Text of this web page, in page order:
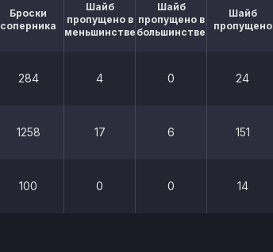
Броски
соперника
Шайб
пропущено в
меньшинстве
Шайб
пропущено в
большинстве
Шайб
пропущено
284 4 0 24
1258 17 6 151
100 0 0 14